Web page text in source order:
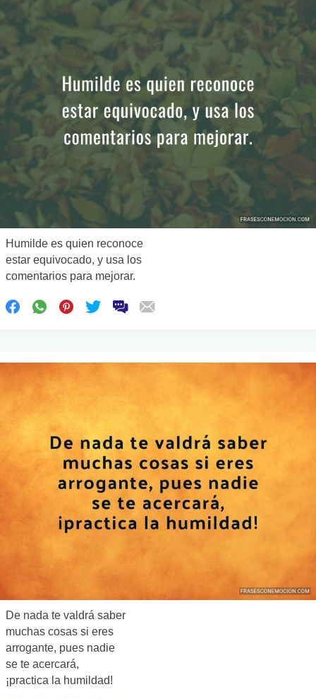
Humilde es quien reconoce
estar equivocado, y usa los
comentarios para mejorar.
De nada te valdrá saber
muchas cosas si eres
arrogante, pues nadie
se te acercará,
¡practica la humildad!